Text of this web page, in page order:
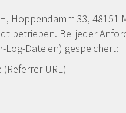
Hoppendamm 33, 48151
betrieben. Bei jeder
Dateien) gespeichert:
URL)